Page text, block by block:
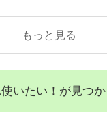
もっと見る
いたい！が見つか